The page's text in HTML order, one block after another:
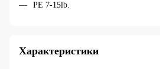
PE 7-15lb.
Характеристики